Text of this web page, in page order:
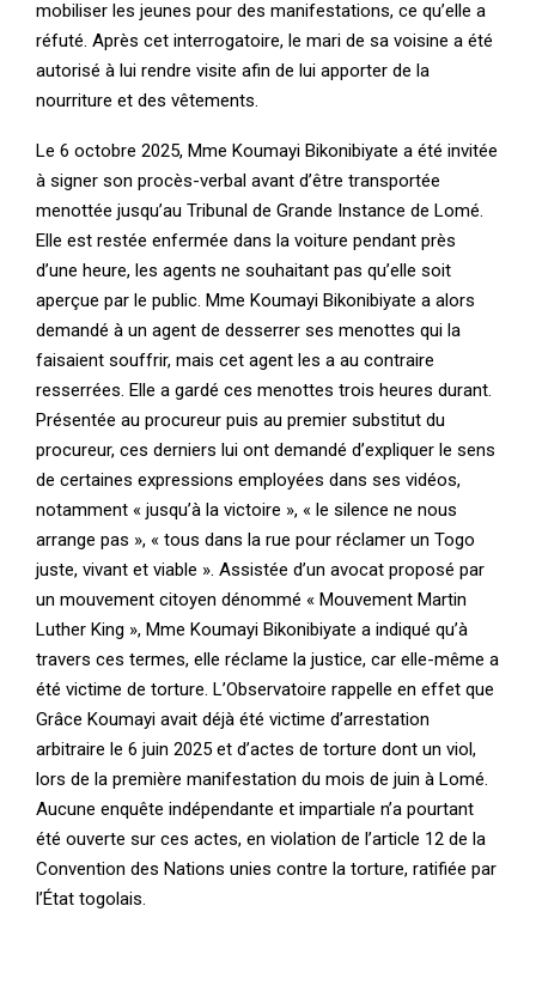
mobiliser les jeunes pour des manifestations, ce qu’elle a
réfuté. Après cet interrogatoire, le mari de sa voisine a été
autorisé à lui rendre visite afin de lui apporter de la
nourriture et des vêtements.
Le 6 octobre 2025, Mme Koumayi Bikonibiyate a été invitée
à signer son procès-verbal avant d’être transportée
menottée jusqu’au Tribunal de Grande Instance de Lomé.
Elle est restée enfermée dans la voiture pendant près
d’une heure, les agents ne souhaitant pas qu’elle soit
aperçue par le public. Mme Koumayi Bikonibiyate a alors
demandé à un agent de desserrer ses menottes qui la
faisaient souffrir, mais cet agent les a au contraire
resserrées. Elle a gardé ces menottes trois heures durant.
Présentée au procureur puis au premier substitut du
procureur, ces derniers lui ont demandé d’expliquer le sens
de certaines expressions employées dans ses vidéos,
notamment « jusqu’à la victoire », « le silence ne nous
arrange pas », « tous dans la rue pour réclamer un Togo
juste, vivant et viable ». Assistée d’un avocat proposé par
un mouvement citoyen dénommé « Mouvement Martin
Luther King », Mme Koumayi Bikonibiyate a indiqué qu’à
travers ces termes, elle réclame la justice, car elle-même a
été victime de torture. L’Observatoire rappelle en effet que
Grâce Koumayi avait déjà été victime d’arrestation
arbitraire le 6 juin 2025 et d’actes de torture dont un viol,
lors de la première manifestation du mois de juin à Lomé.
Aucune enquête indépendante et impartiale n’a pourtant
été ouverte sur ces actes, en violation de l’article 12 de la
Convention des Nations unies contre la torture, ratifiée par
l’État togolais.